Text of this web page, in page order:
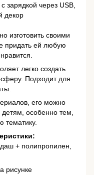
зарядкой через USB,
декор
изготовить своими
придать ей любую
легко создать
Подходит для
его можно
детям, особенно тем,
тематику.
+ полипропилен,
рисунке